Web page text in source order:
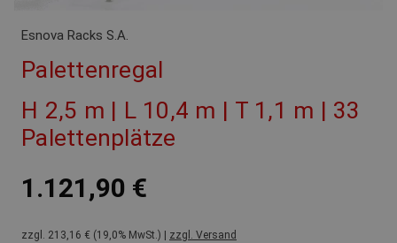
Esnova Racks S.A.
Palettenregal
H 2,5 m | L 10,4 m | T 1,1 m | 33
Palettenplätze
1.121,90 €
zzgl. 213,16 € (19,0% MwSt.) | zzgl. Versand